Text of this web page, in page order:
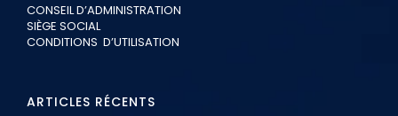
CONSEIL D’ADMINISTRATION
SIÈGE SOCIAL
CONDITIONS D’UTILISATION
ARTICLES RÉCENTS